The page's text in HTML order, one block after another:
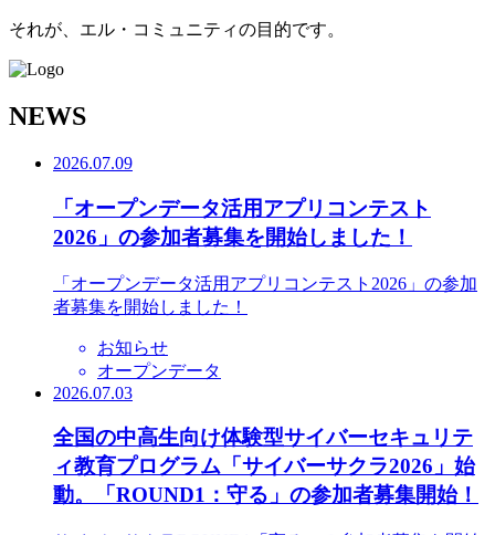
それが、エル・コミュニティの目的です。
NEWS
2026.07.09
「オープンデータ活用アプリコンテスト
2026」の参加者募集を開始しました！
「オープンデータ活用アプリコンテスト2026」の参加
者募集を開始しました！
お知らせ
オープンデータ
2026.07.03
全国の中高生向け体験型サイバーセキュリテ
ィ教育プログラム「サイバーサクラ2026」始
動。「ROUND1：守る」の参加者募集開始！